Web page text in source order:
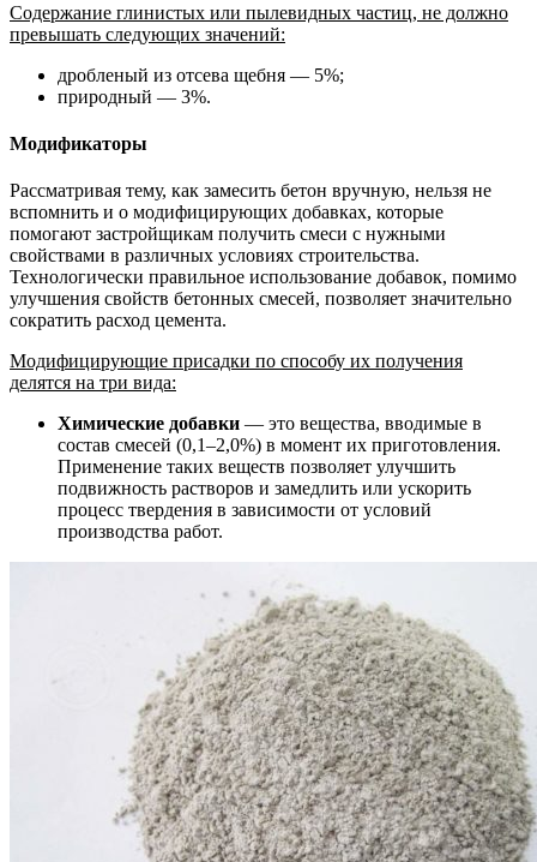
Содержание глинистых или пылевидных частиц, не должно
превышать следующих значений:
дробленый из отсева щебня — 5%;
природный — 3%.
Модификаторы
Рассматривая тему, как замесить бетон вручную, нельзя не
вспомнить и о модифицирующих добавках, которые
помогают застройщикам получить смеси с нужными
свойствами в различных условиях строительства.
Технологически правильное использование добавок, помимо
улучшения свойств бетонных смесей, позволяет значительно
сократить расход цемента.
Модифицирующие присадки по способу их получения
делятся на три вида:
Химические добавки — это вещества, вводимые в
состав смесей (0,1–2,0%) в момент их приготовления.
Применение таких веществ позволяет улучшить
подвижность растворов и замедлить или ускорить
процесс твердения в зависимости от условий
производства работ.